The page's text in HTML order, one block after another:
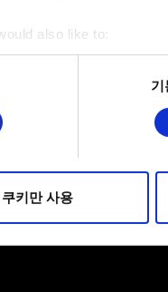
also like to:
about your
device by actively
how your personal
사용자의 웹사이트 이
자의 선호도를 파악하기
기
키만 사용
개인